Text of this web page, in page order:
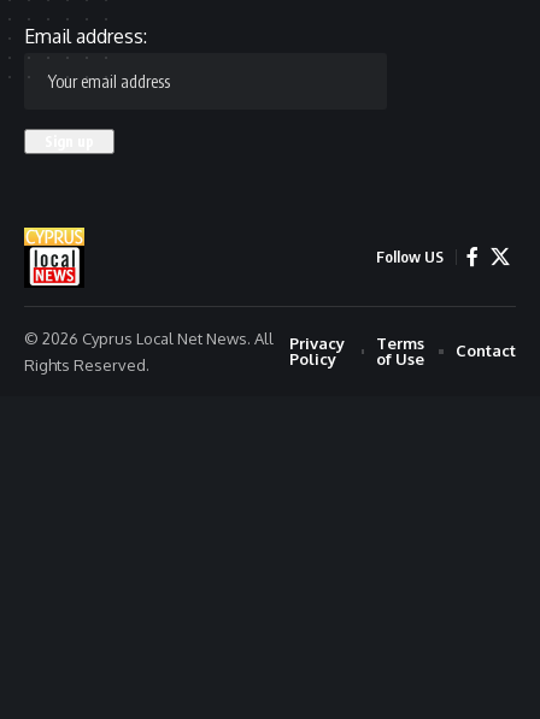
Email address:
Follow US
© 2026 Cyprus Local Net News. All
Rights Reserved.
Privacy
Policy
Terms
of Use
Contact